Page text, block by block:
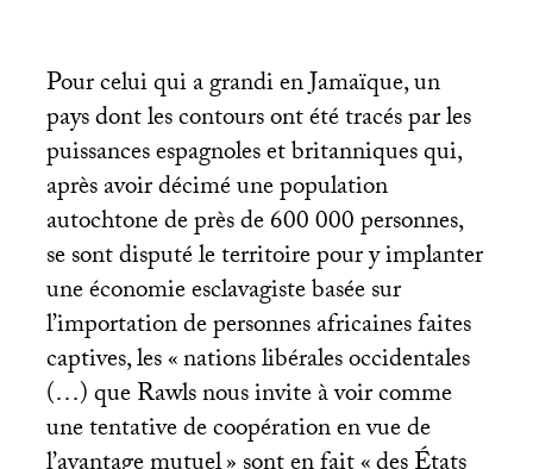
Pour celui qui a grandi en Jamaïque, un
pays dont les contours ont été tracés par les
puissances espagnoles et britanniques qui,
après avoir décimé une population
autochtone de près de 600 000 personnes,
se sont disputé le territoire pour y implanter
une économie esclavagiste basée sur
l’importation de personnes africaines faites
captives, les «nations libérales occidentales
(…) que Rawls nous invite à voir comme
une tentative de coopération en vue de